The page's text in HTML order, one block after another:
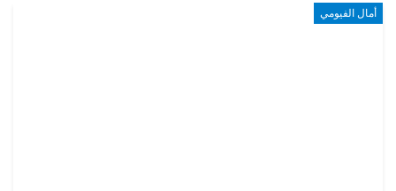
أمال الفيومي